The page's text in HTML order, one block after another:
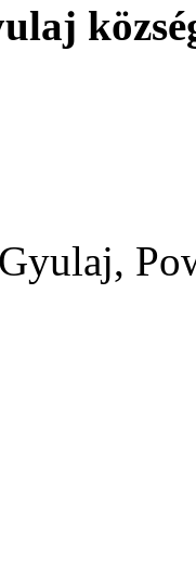
Gyulaj,